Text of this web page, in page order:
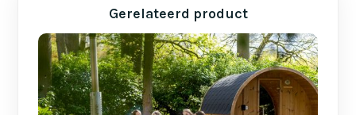
Gerelateerd product